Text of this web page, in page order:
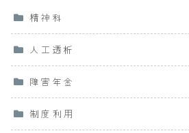
精神科
人工透析
障害年金
制度利用